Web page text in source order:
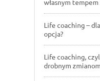
własnym
Life coaching –
opcja?
Life coaching,
drobnym